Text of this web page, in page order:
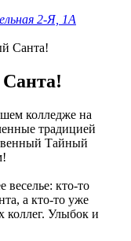
2-Я, 1А
Санта!
колледже на
традицией
Тайный
веселье: кто-то
а кто-то уже
коллег. Улыбок и